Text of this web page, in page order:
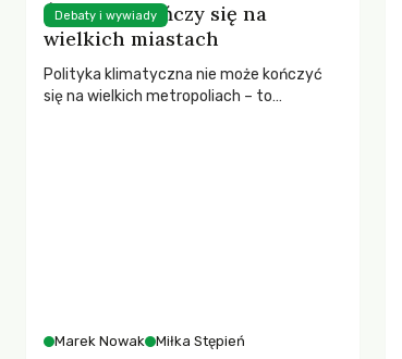
Świat nie kończy się na
wielkich miastach
Polityka klimatyczna nie może kończyć
się na wielkich metropoliach – to
Marek Nowak Miłka Stępień
Debaty i wywiady